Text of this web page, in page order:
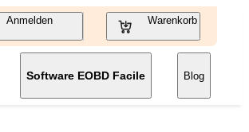
Anmelden Warenkorb
Software EOBD Facile Blog